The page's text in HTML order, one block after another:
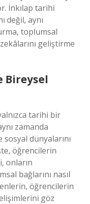
İnkılap tarihi
değil, aynı
toplumsal
geliştirme
Bireysel
tarihi bir
zamanda
dünyalarını
öğrencilerin
onların
bağlarını nasıl
öğrencilerin
göz